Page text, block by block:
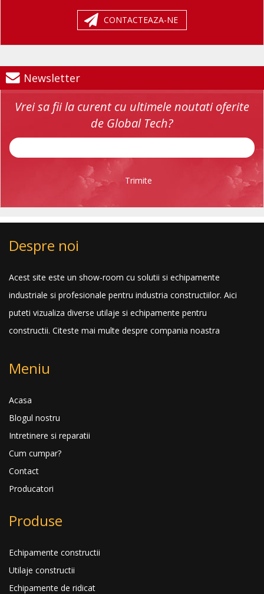
CONTACTEAZA-NE
Newsletter
Vrei sa fii la curent cu ultimele noutati oferite
de Global Tech?
Trimite
Despre noi
Acest site este un show-room cu solutii si echipamente
industriale si profesionale pentru industria constructiilor. Aici
puteti vizualiza diverse utilaje si echipamente pentru
constructii. Citeste mai multe despre compania noastra
Meniu
Acasa
Blogul nostru
Intretinere si reparatii
Cum cumpar?
Contact
Producatori
Produse
Echipamente constructii
Utilaje constructii
Echipamente de ridicat